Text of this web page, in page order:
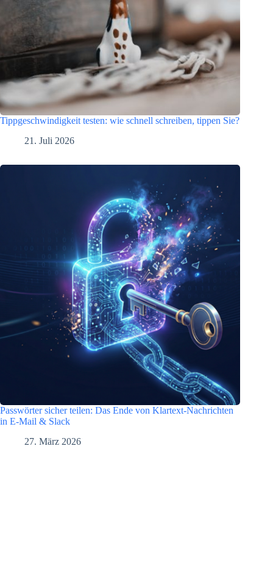
Tippgeschwindigkeit testen: wie schnell schreiben, tippen Sie?
21. Juli 2026
Passwörter sicher teilen: Das Ende von Klartext-Nachrichten
in E-Mail & Slack
27. März 2026